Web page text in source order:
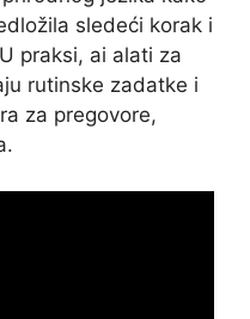
sledeći korak i
praksi, ai alati za
rutinske zadatke i
za pregovore,